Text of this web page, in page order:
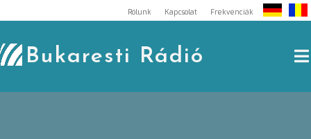
to
content
Rólunk Kapcsolat Frekvenciák
Bukaresti Rádió